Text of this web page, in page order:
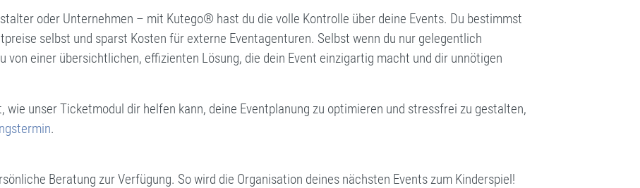
oder Unternehmen – mit Kutego® hast du die volle Kontrolle über deine Events. Du bestimmst
selbst und sparst Kosten für externe Eventagenturen. Selbst wenn du nur gelegentlich
einer übersichtlichen, effizienten Lösung, die dein Event einzigartig macht und dir unnötigen
unser Ticketmodul dir helfen kann, deine Eventplanung zu optimieren und stressfrei zu gestalten,
.
Beratung zur Verfügung. So wird die Organisation deines nächsten Events zum Kinderspiel!